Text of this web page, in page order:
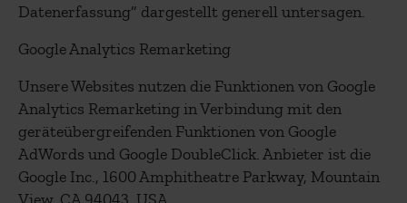
Datenerfassung” dargestellt generell untersagen.
Google Analytics Remarketing
Unsere Websites nutzen die Funktionen von Google
Analytics Remarketing in Verbindung mit den
geräteübergreifenden Funktionen von Google
AdWords und Google DoubleClick. Anbieter ist die
Google Inc., 1600 Amphitheatre Parkway, Mountain